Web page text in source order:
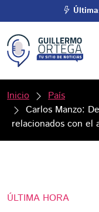
Inicio
País
Carlos Manzo:
relacionados con el
ÚLTIMA HORA